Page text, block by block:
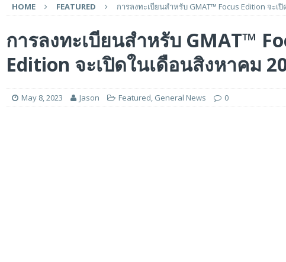
EMB ประกาศความร่วมมือเชิงกลยุทธ์เพื่อเร่งการเติบโตของอุตสาหกรรมเกมในฟิลิปปินส์
รรม Flash Storage สำหรับยุค AI ในงาน FMS 2026
FEATURED
HOME FEATURED การลงทะเบียนสำหรับ GMAT™ Focus Edition จะเ
การลงทะเบียนสำหรับ GMAT™
Edition จะเปิดในเดือนสิงหาคม
May 8, 2023 Jason Featured, General News 0